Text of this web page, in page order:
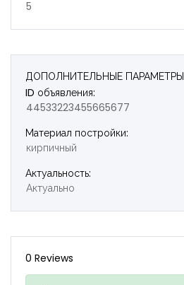
5
ДОПОЛНИТЕЛЬНЫЕ ПАРАМЕТРЫ
ID объявления:
44533223455665677
Материал постройки:
кирпичный
Актуальность:
Актуально
0 Reviews